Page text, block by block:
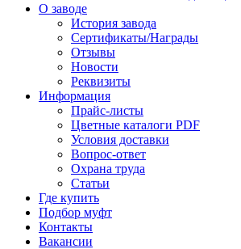
О заводе
История завода
Сертификаты/Награды
Отзывы
Новости
Реквизиты
Информация
Прайс-листы
Цветные каталоги PDF
Условия доставки
Вопрос-ответ
Охрана труда
Статьи
Где купить
Подбор муфт
Контакты
Вакансии